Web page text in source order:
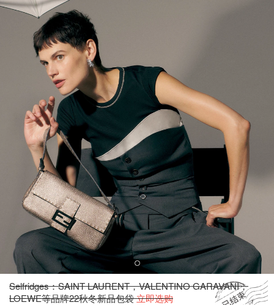
Selfridges：SAINT LAURENT，VALENTINO GARAVANI，
LOEWE等品牌22秋冬新品包袋立即选购